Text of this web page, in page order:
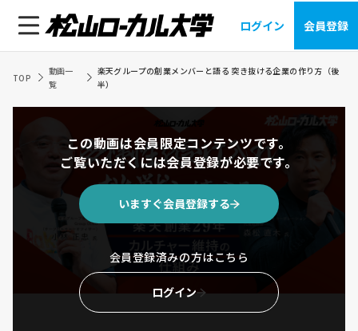
ログイン 会員登録
TOP
動画一
覧
楽天グループの創業メンバーと語る 突き抜ける企業の作り方（後
半）
この動画は会員限定コンテンツです。
ご覧いただくには会員登録が必要です。
いますぐ会員登録する
会員登録済みの方はこちら
ログイン